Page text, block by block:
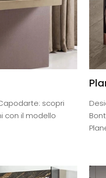
scopri
con il modello